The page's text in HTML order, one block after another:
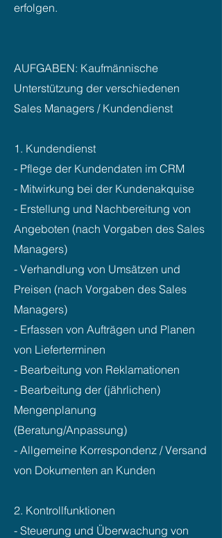
erfolgen.
AUFGABEN: Kaufmännische
Unterstützung der verschiedenen
Sales Managers / Kundendienst
1. Kundendienst
- Pflege der Kundendaten im CRM
- Mitwirkung bei der Kundenakquise
- Erstellung und Nachbereitung von
Angeboten (nach Vorgaben des Sales
Managers)
- Verhandlung von Umsätzen und
Preisen (nach Vorgaben des Sales
Managers)
- Erfassen von Aufträgen und Planen
von Lieferterminen
- Bearbeitung von Reklamationen
- Bearbeitung der (jährlichen)
Mengenplanung
(Beratung/Anpassung)
- Allgemeine Korrespondenz / Versand
von Dokumenten an Kunden
2. Kontrollfunktionen
- Steuerung und Überwachung von